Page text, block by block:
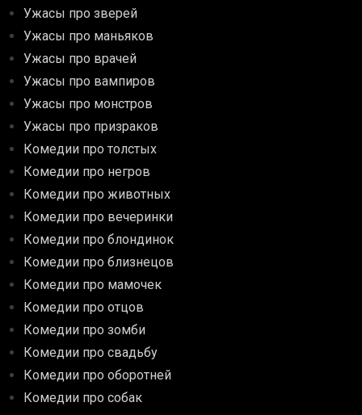
Ужасы про зверей
Ужасы про маньяков
Ужасы про врачей
Ужасы про вампиров
Ужасы про монстров
Ужасы про призраков
Комедии про толстых
Комедии про негров
Комедии про животных
Комедии про вечеринки
Комедии про блондинок
Комедии про близнецов
Комедии про мамочек
Комедии про отцов
Комедии про зомби
Комедии про свадьбу
Комедии про оборотней
Комедии про собак